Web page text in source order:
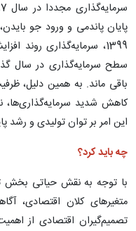
پایان پاندمی و ورود جو
1399، سرمایه‌گذاری روند
باقی ماند. به همین دلیل،
کاهش شدید
این امر بر توان تولیدی و رشد
چه باید کرد؟
با توجه به نقش حیاتی بخش
متغیرهای کلان اقتصادی،
تصمیم‌گیران اقتصادی از